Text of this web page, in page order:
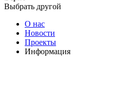
Выбрать другой
О нас
Новости
Проекты
Информация